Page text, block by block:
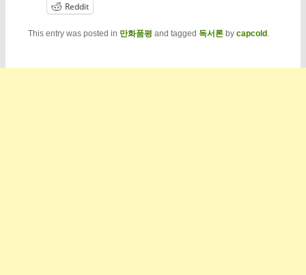
Reddit
This entry was posted in 만화품평 and tagged 독서론by capcold .